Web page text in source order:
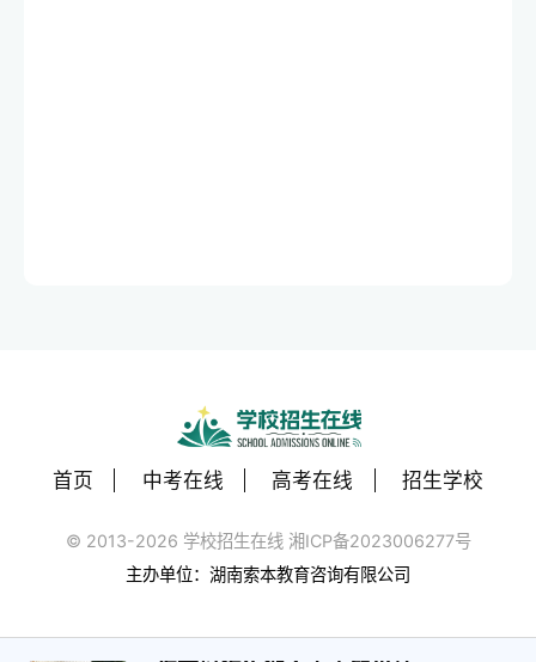
首页 中考在线 高考在线 招生学校
© 2013-2026 学校招生在线 湘ICP备2023006277号
主办单位：湖南索本教育咨询有限公司